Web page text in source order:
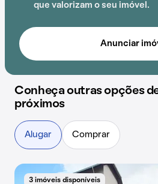
que valorizam o seu imóvel.
Anunciar
Conheça outras opções
próximos
Alugar Comprar
3 imóveis disponíveis